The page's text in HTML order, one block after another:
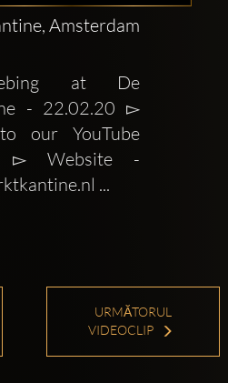
Amsterdam
at De
- 22.02.20 ▻
our YouTube
▻ Website -
...
URMĂTORUL
VIDEOCLIP